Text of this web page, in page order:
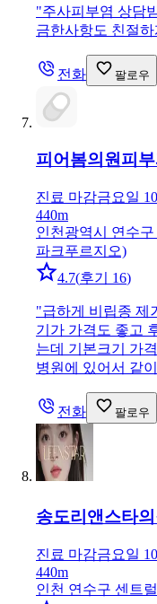
"주사피부염 상담
금한사항도 친절
전화 팔로우
피어봄의원 피
진료 마감금요일
440m
인천광역시 연수
파크푸르지오)
4.7(후기 16)
"급하게 비립종 제
기가 가격도 좋고
는데 기본크기 가
병원에 있어서 같
전화 팔로우
송도리앤스타
진료 마감금요일
440m
인천 연수구 센트